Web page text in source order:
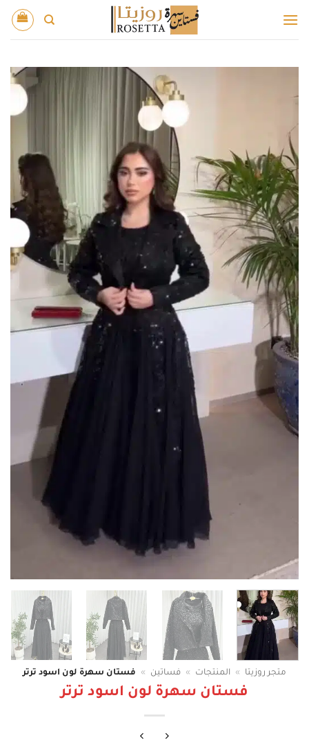
للمحتوى
متجر روزيتا » المنتجات » فساتين » فستان سهرة لون اسود ترتر
فستان سهرة لون اسود ترتر